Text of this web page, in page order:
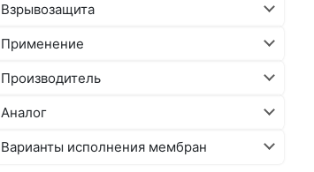
Взрывозащита
Применение
Производитель
Аналог
Варианты исполнения мембран